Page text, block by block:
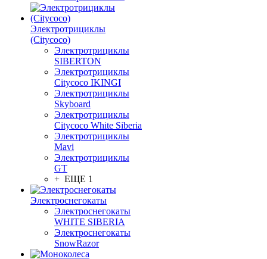
Электротрициклы
(Citycoco)
Электротрициклы
SIBERTON
Электротрициклы
Citycoco IKINGI
Электротрициклы
Skyboard
Электротрициклы
Citycoco White Siberia
Электротрициклы
Mavi
Электротрициклы
GT
+ ЕЩЕ 1
Электроснегокаты
Электроснегокаты
WHITE SIBERIA
Электроснегокаты
SnowRazor